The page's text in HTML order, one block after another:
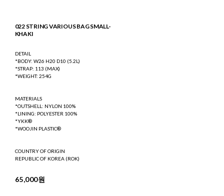
022 STRING VARIOUS BAG SMALL-
KHAKI
DETAIL
*BODY: W26 H20 D10 (5.2L)
*STRAP: 113 (MAX)
*WEIGHT: 254G
MATERIALS
*OUTSHELL: NYLON 100%
*LINING: POLYESTER 100%
*YKK®
*WOOJIN PLASTIC®
COUNTRY OF ORIGIN
REPUBLIC OF KOREA (ROK)
65,000원